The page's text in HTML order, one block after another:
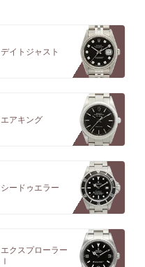
デイトジャスト
エアキング
シードゥエラー
エクスプローラー
Ⅰ